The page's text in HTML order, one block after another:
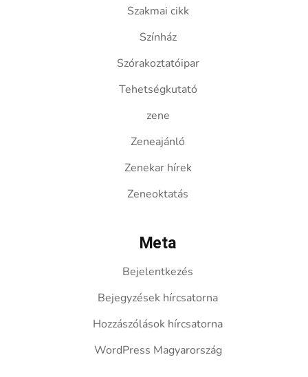
Szakmai cikk
Színház
Szórakoztatóipar
Tehetségkutató
zene
Zeneajánló
Zenekar hírek
Zeneoktatás
Meta
Bejelentkezés
Bejegyzések hírcsatorna
Hozzászólások hírcsatorna
WordPress Magyarország